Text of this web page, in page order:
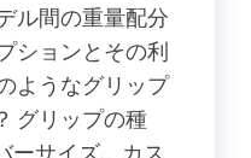
ル間の重量配分
ションとその利
ようなグリップ
グリップの種
ーサイズ、カス